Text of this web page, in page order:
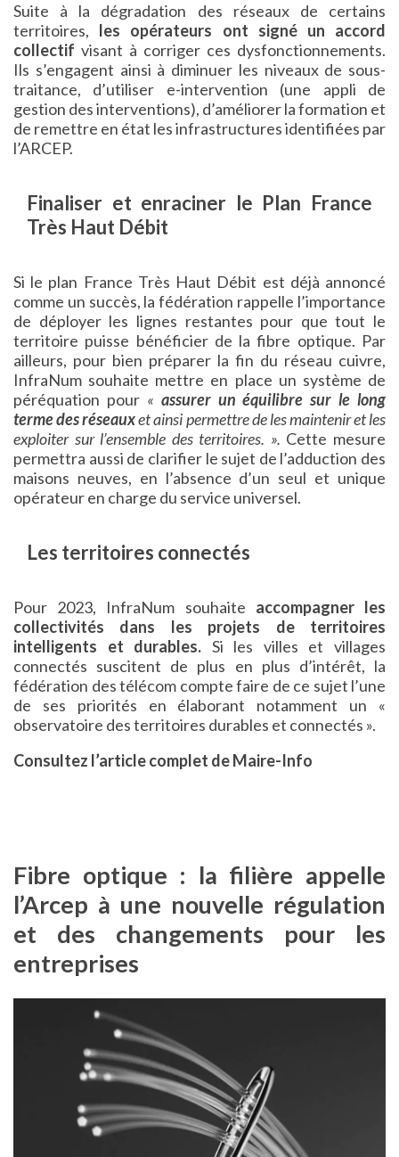
Suite à la dégradation des réseaux de certains
territoires, les opérateurs ont signé un accord
collectif visant à corriger ces dysfonctionnements.
Ils s’engagent ainsi à diminuer les niveaux de sous-
traitance, d’utiliser e-intervention (une appli de
gestion des interventions), d’améliorer la formation et
de remettre en état les infrastructures identifiées par
l’ARCEP.
Finaliser et enraciner le Plan France
Très Haut Débit
Si le plan France Très Haut Débit est déjà annoncé
comme un succès, la fédération rappelle l’importance
de déployer les lignes restantes pour que tout le
territoire puisse bénéficier de la fibre optique. Par
ailleurs, pour bien préparer la fin du réseau cuivre,
InfraNum souhaite mettre en place un système de
péréquation pour« assurer un équilibre sur le long
terme des réseauxet ainsi permettre de les maintenir et les
exploiter sur l’ensemble des territoires. ». Cette mesure
permettra aussi de clarifier le sujet de l’adduction des
maisons neuves, en l’absence d’un seul et unique
opérateur en charge du service universel.
Les territoires connectés
Pour 2023, InfraNum souhaite accompagner les
collectivités dans les projets de territoires
intelligents et durables. Si les villes et villages
connectés suscitent de plus en plus d’intérêt, la
fédération des télécom compte faire de ce sujet l’une
de ses priorités en élaborant notamment un «
observatoire des territoires durables et connectés ».
Consultez l’article complet de Maire-Info
Fibre optique : la filière appelle
l’Arcep à une nouvelle régulation
et des changements pour les
entreprises